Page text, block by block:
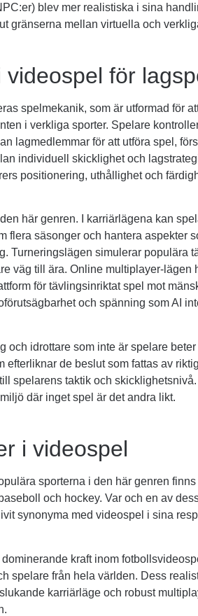
blev mer realistiska i sina
gränserna mellan virtuella och
för
spelmekanik, som är utformad för
i verkliga sporter. Spelare
lagmedlemmar för att utföra spel,
individuell skicklighet och
positionering, uthållighet och
här genren. I karriärlägena kan
flera säsonger och hantera aspekter
Turneringslägen simulerar populära
väg till ära. Online multiplayer-lägen
för tävlingsinriktat spel mot
och spänning som AI
och idrottare som inte är spelare
efterliknar de beslut som fattas av
spelarens taktik och skicklighetsnivå.
där inget spel är det andra likt.
i videospel
sporterna i den här genren finns
och hockey. Var och en av
synonyma med videospel i sina
kraft inom
spelare från hela världen. Dess
karriärläge och robust